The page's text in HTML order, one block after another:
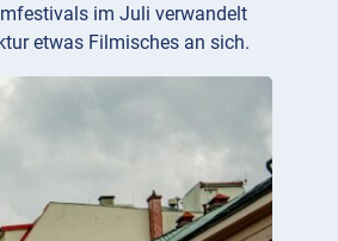
im Juli verwandelt
etwas Filmisches an sich.